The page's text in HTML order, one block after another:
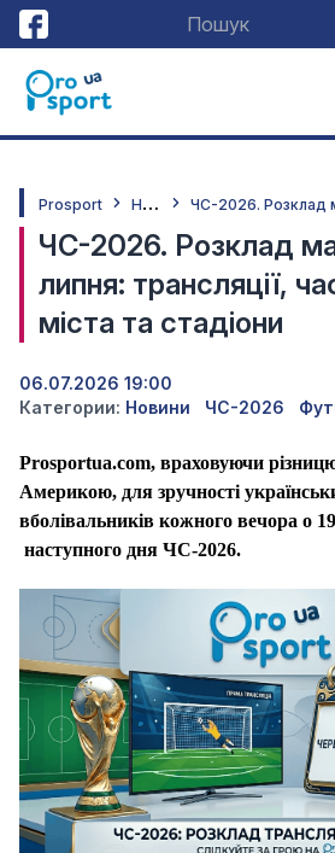
Prosport Н
овини
ЧС-2026. Розклад
липня: трансляції,
міста та стадіони
06.07.2026 19:00
Категории: Новини ЧС-2026
Prosportua.com, враховуючи
Америкою, для зручності
вболівальників кожного вечора о
наступного дня ЧС-2026.